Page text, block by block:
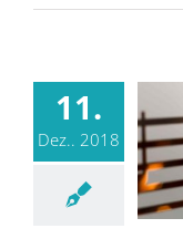
11.
Dez.. 2018